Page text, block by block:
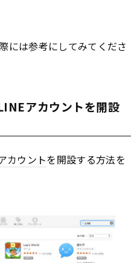
には参考にしてみてくださ
アカウントを開設
カウントを開設する方法を